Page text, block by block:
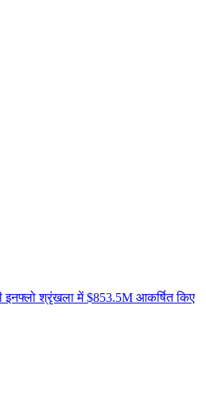
इनफ्लो श्रृंखला में $853.5M आकर्षित किए